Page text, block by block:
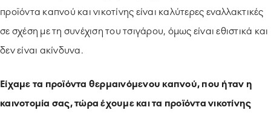
προϊόντα καπνού και νικοτίνης είναι καλύτερες εναλλακτικές
σε σχέση με τη συνέχιση του τσιγάρου, όμως είναι εθιστικά και
δεν είναι ακίνδυνα.
Είχαμε τα προϊόντα θερμαινόμενου καπνού, που ήταν η
καινοτομία σας, τώρα έχουμε και τα προϊόντα νικοτίνης